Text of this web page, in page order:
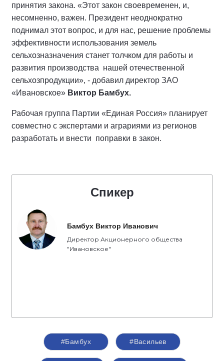
принятия закона. «Этот закон своевременен, и,
несомненно, важен. Президент неоднократно
поднимал этот вопрос, и для нас, решение проблемы
эффективности использования земель
сельхозназначения станет толчком для работы и
развития производства нашей отечественной
сельхозпродукции», - добавил директор ЗАО
«Ивановское» Виктор Бамбух.
Рабочая группа Партии «Единая Россия» планирует
совместно с экспертами и аграриями из регионов
разработать и внести поправки в закон.
Спикер
Бамбух Виктор Иванович
Директор Акционерного общества
"Ивановское"
#Бамбух #Васильев